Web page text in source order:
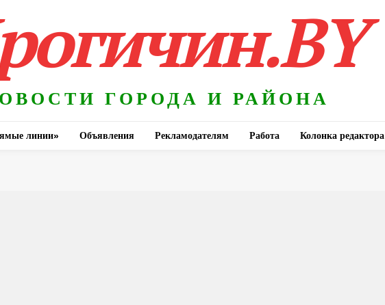
ГОРОДА И РАЙОНА
линии» Объявления Рекламодателям Работа Колонка редактора